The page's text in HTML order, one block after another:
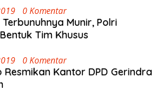
0 Komentar
Terbunuhnya Munir, Polri
Tim Khusus
0 Komentar
Resmikan Kantor DPD Gerindra